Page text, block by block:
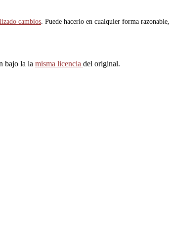
cambios. Puede hacerlo en cualquier forma
bajo la la misma licencia del original.